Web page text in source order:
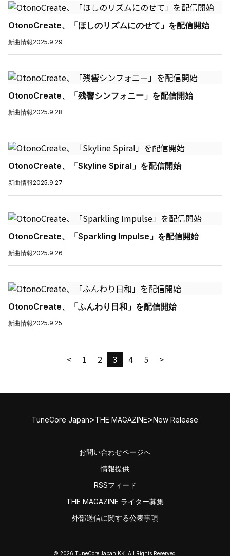
OtonoCreate、「ほしのリズムにのせて」を配信開始
新曲情報2025.9.29
OtonoCreate、「残響シンフォニー」を配信開始
新曲情報2025.9.28
OtonoCreate、「Skyline Spiral」を配信開始
新曲情報2025.9.27
OtonoCreate、「Sparkling Impulse」を配信開始
新曲情報2025.9.26
OtonoCreate、「ふんわり日和」を配信開始
新曲情報2025.9.25
< 1 2 3 4 5 >
TuneCore Japan>THE MAGAZINE>New Release
お問い合わせページへ
情報提供
RSSフィード
THE MAGAZINE ライター募集
外部送信に関する公表事項
© 2026 TuneCore Japan KK. All Rights Reserved.